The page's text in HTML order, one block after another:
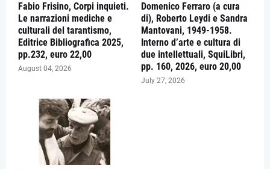
Fabio Frisino, Corpi inquieti.
Le narrazioni mediche e
culturali del tarantismo,
Editrice Bibliografica 2025,
pp.232, euro 22,00
August 04, 2026
Domenico Ferraro (a cura
di), Roberto Leydi e Sandra
Mantovani, 1949-1958.
Interno d’arte e cultura di
due intellettuali, SquiLibri,
pp. 160, 2026, euro 20,00
July 27, 2026